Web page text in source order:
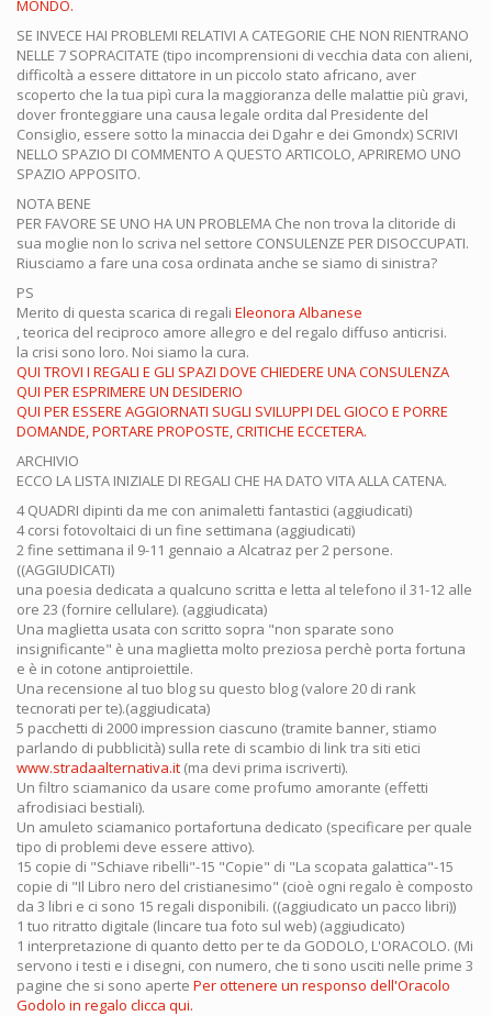
MONDO.
SE INVECE HAI PROBLEMI RELATIVI A CATEGORIE CHE NON RIENTRANO
NELLE 7 SOPRACITATE (tipo incomprensioni di vecchia data con alieni,
difficoltà a essere dittatore in un piccolo stato africano, aver
scoperto che la tua pipì cura la maggioranza delle malattie più gravi,
dover fronteggiare una causa legale ordita dal Presidente del
Consiglio, essere sotto la minaccia dei Dgahr e dei Gmondx) SCRIVI
NELLO SPAZIO DI COMMENTO A QUESTO ARTICOLO, APRIREMO UNO
SPAZIO APPOSITO.
NOTA BENE
PER FAVORE SE UNO HA UN PROBLEMA Che non trova la clitoride di
sua moglie non lo scriva nel settore CONSULENZE PER DISOCCUPATI.
Riusciamo a fare una cosa ordinata anche se siamo di sinistra?
PS
Merito di questa scarica di regali Eleonora Albanese
, teorica del reciproco amore allegro e del regalo diffuso anticrisi.
la crisi sono loro. Noi siamo la cura.
QUI TROVI I REGALI E GLI SPAZI DOVE CHIEDERE UNA CONSULENZA
QUI PER ESPRIMERE UN DESIDERIO
QUI PER ESSERE AGGIORNATI SUGLI SVILUPPI DEL GIOCO E PORRE
DOMANDE, PORTARE PROPOSTE, CRITICHE ECCETERA.
ARCHIVIO
ECCO LA LISTA INIZIALE DI REGALI CHE HA DATO VITA ALLA CATENA.
4 QUADRI dipinti da me con animaletti fantastici (aggiudicati)
4 corsi fotovoltaici di un fine settimana (aggiudicati)
2 fine settimana il 9-11 gennaio a Alcatraz per 2 persone.
((AGGIUDICATI)
una poesia dedicata a qualcuno scritta e letta al telefono il 31-12 alle
ore 23 (fornire cellulare). (aggiudicata)
Una maglietta usata con scritto sopra "non sparate sono
insignificante" è una maglietta molto preziosa perchè porta fortuna
e è in cotone antiproiettile.
Una recensione al tuo blog su questo blog (valore 20 di rank
tecnorati per te).(aggiudicata)
5 pacchetti di 2000 impression ciascuno (tramite banner, stiamo
parlando di pubblicità) sulla rete di scambio di link tra siti etici
www.stradaalternativa.it (ma devi prima iscriverti).
Un filtro sciamanico da usare come profumo amorante (effetti
afrodisiaci bestiali).
Un amuleto sciamanico portafortuna dedicato (specificare per quale
tipo di problemi deve essere attivo).
15 copie di "Schiave ribelli"-15 "Copie" di "La scopata galattica"-15
copie di "Il Libro nero del cristianesimo" (cioè ogni regalo è composto
da 3 libri e ci sono 15 regali disponibili. ((aggiudicato un pacco libri))
1 tuo ritratto digitale (lincare tua foto sul web) (aggiudicato)
1 interpretazione di quanto detto per te da GODOLO, L'ORACOLO. (Mi
servono i testi e i disegni, con numero, che ti sono usciti nelle prime 3
pagine che si sono aperte Per ottenere un responso dell'Oracolo
Godolo in regalo clicca qui.